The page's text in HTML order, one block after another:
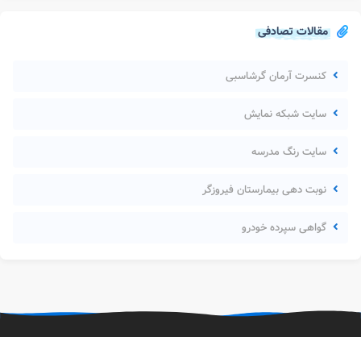
مقالات تصادفی
کنسرت آرمان گرشاسبی
سایت شبکه نمایش
سایت رنگ مدرسه
نوبت دهی بیمارستان فیروزگر
گواهی سپرده خودرو